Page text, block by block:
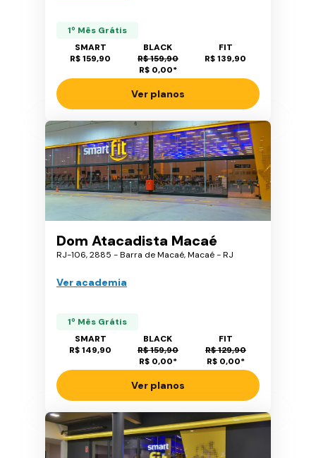
1º Mês Grátis
SMART
R$ 159,90
BLACK
R$ 159,90
R$ 0,00*
FIT
R$ 139,90
Ver planos
Dom Atacadista Macaé
RJ-106, 2885 - Barra de Macaé, Macaé - RJ
Ver academia
1º Mês Grátis
SMART
R$ 149,90
BLACK
R$ 159,90
R$ 0,00*
FIT
R$ 129,90
R$ 0,00*
Ver planos